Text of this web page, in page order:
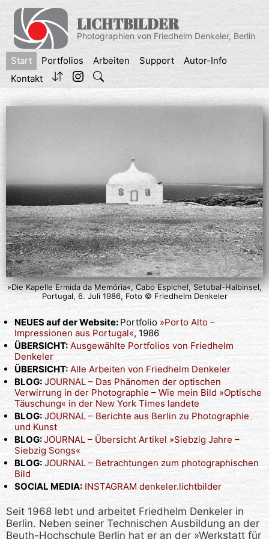
Inhalt
springen
LICHTBILDER
Photographien von Friedhelm Denkeler, Berlin
Start Portfolios Arbeiten Support
Autor-Info
Kontakt
»Die Kapelle Ermida da Memória«, Cabo Espichel, Setubal-Halbinsel,
Portugal, 6. Juli 1986, Foto © Friedhelm Denkeler
NEUES auf der Website: Portfolio »Porto Alto –
Impressionen aus Portugal«, 1986
ÜBERSICHT: Ausgewählte Portfolios von Friedhelm
Denkeler
ÜBERSICHT: Alle Arbeiten von Friedhelm Denkeler
BLOG: JOURNAL – Das Phänomen der optischen
Verwirrung in der Photographie – Wie mein Bild »Optische
Täuschung« in der New York Times landete
BLOG: JOURNAL – Berichte aus Berlin zu Photographie
und Kunst
BLOG:JOURNAL – Übersicht Artikel »Siebzig Jahre –
Siebzig Songs«
BLOG: JOURNAL – Betrachtungen zum photographischen
Bild
SOCIAL MEDIA: INSTAGRAM denkeler.lichtbilder
Seit 1968 lebt und arbeitet Friedhelm Denkeler in
Berlin. Neben seiner Technischen Ausbildung an der
Beuth-Hochschule Berlin hat er an der »Werkstatt für